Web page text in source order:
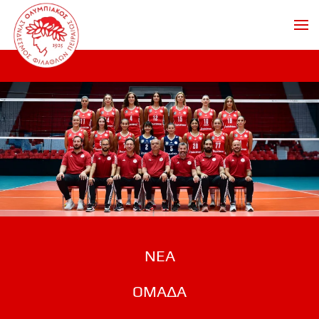
Skip to main content
ΝΕΑ
ΟΜΑΔΑ